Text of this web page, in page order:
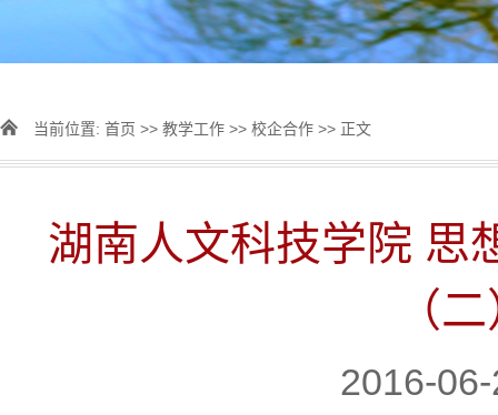
当前位置: 首页 >> 教学工作 >> 校企合作 >> 正文
湖南人文科技学院 思
（
2016-